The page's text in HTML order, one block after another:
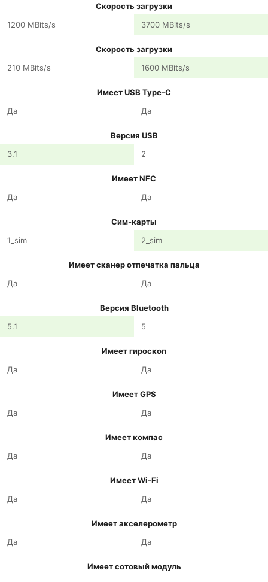
Скорость загрузки
1200 MBits/s
3700 MBits/s
Скорость загрузки
210 MBits/s
1600 MBits/s
Имеет USB Type-C
Да
Да
Версия USB
3.1
2
Имеет NFC
Да
Да
Сим-карты
1_sim
2_sim
Имеет сканер отпечатка пальца
Да
Да
Версия Bluetooth
5.1
5
Имеет гироскоп
Да
Да
Имеет GPS
Да
Да
Имеет компас
Да
Да
Имеет Wi-Fi
Да
Да
Имеет акселерометр
Да
Да
Имеет сотовый модуль